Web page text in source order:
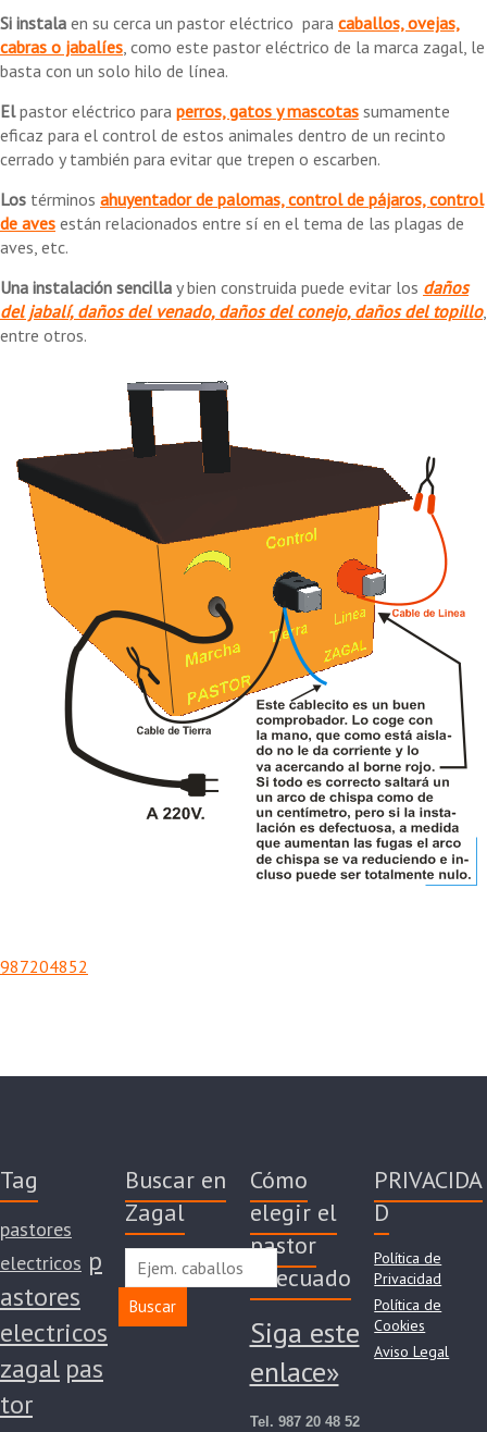
Si instala en su cerca un pastor eléctrico para caballos, ovejas,
cabras o jabalíes, como este pastor eléctrico de la marca zagal, le
basta con un solo hilo de línea.
Elpastor eléctrico para perros, gatos y mascotas sumamente
eficaz para el control de estos animales dentro de un recinto
cerrado y también para evitar que trepen o escarben.
Los términos ahuyentador de palomas, control de pájaros, control
de aves están relacionados entre sí en el tema de las plagas de
aves, etc.
Una instalación sencilla y bien construida puede evitar los daños
del jabalí, daños del venado, daños del conejo, daños del topillo,
entre otros.
987204852
Tag
pastores
electricos p
astores
electricos
zagal pas
tor
Buscar en
Zagal
Buscar
Cómo
elegir el
pastor
adecuado
Siga este
enlace»
Tel. 987 20 48 52
PRIVACIDA
D
Política de
Privacidad
Política de
Cookies
Aviso Legal